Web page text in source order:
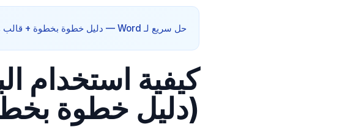
حل سريع لـ Word — دليل خطوة بخطوة + قالب مجاني. يعمل مع إضافة GenText لـ Microsoft Word.
كيفية استخدام
(دليل خطوة